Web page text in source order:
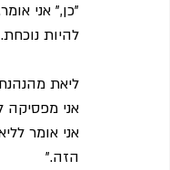
"כן," אני
להיות
ליאת
אני מפסיקה
אני אומר
הזה."